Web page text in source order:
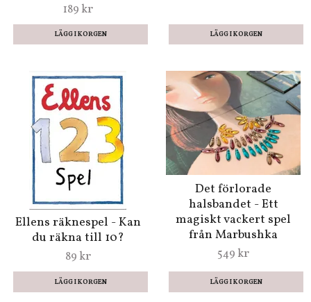
189 kr
Ellens räknespel - Kan
du räkna till 10?
89 kr
Det förlorade
halsbandet - Ett
magiskt vackert spel
från Marbushka
549 kr